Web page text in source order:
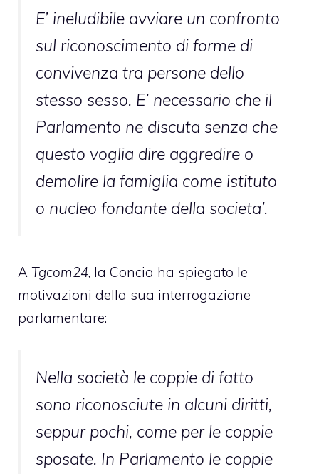
E’ ineludibile avviare un confronto
sul riconoscimento di forme di
convivenza tra persone dello
stesso sesso. E’ necessario che il
Parlamento ne discuta senza che
questo voglia dire aggredire o
demolire la famiglia come istituto
o nucleo fondante della societa’.
A Tgcom24, la Concia ha spiegato le
motivazioni della sua interrogazione
parlamentare:
Nella società le coppie di fatto
sono riconosciute in alcuni diritti,
seppur pochi, come per le coppie
sposate. In Parlamento le coppie